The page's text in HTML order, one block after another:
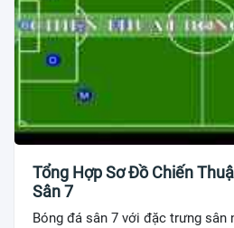
Tổng Hợp Sơ Đồ Chiến
Sân 7
Bóng đá sân 7 với đặc trưng sân